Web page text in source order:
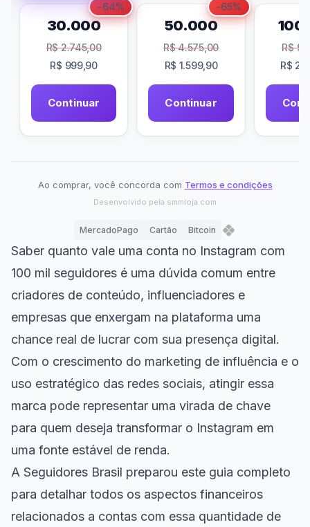
-64%
30.000
R$2.745,00
R$ 999,90
Continuar
-65%
50.000
R$4.575,00
R$ 1.599,90
Continuar
R$
R$
Ao comprar, você concorda com Termos e condições
Desenvolvido pela smmloja.com
MercadoPago Cartão Bitcoin
Saber quanto vale uma conta no Instagram com
100 mil seguidores é uma dúvida comum entre
criadores de conteúdo, influenciadores e
empresas que enxergam na plataforma uma
chance real de lucrar com sua presença digital.
Com o crescimento do marketing de influência e o
uso estratégico das redes sociais, atingir essa
marca pode representar uma virada de chave
para quem deseja transformar o Instagram em
uma fonte estável de renda.
A Seguidores Brasil preparou este guia completo
para detalhar todos os aspectos financeiros
relacionados a contas com essa quantidade de